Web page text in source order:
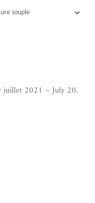
juillet 2021 – July 20,